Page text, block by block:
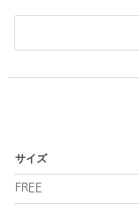
テムです。
36336000084
防ぐために、なるべ
・アクセサリーは長
ださい。
サイズ
FREE